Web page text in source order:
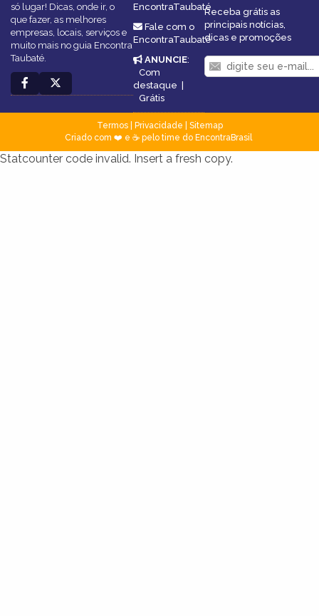
só lugar! Dicas, onde ir, o
que fazer, as melhores
empresas, locais, serviços e
muito mais no guia Encontra
Taubaté.
EncontraTaubaté
Fale com o
EncontraTaubaté
ANUNCIE:
Com
destaque |
Grátis
Receba grátis as
principais notícias,
dicas e promoções
Termos| Privacidade
Sitemap
Criado com ❤️ e ☕ pelo time do EncontraBrasil
Statcounter code invalid. Insert a fresh copy.